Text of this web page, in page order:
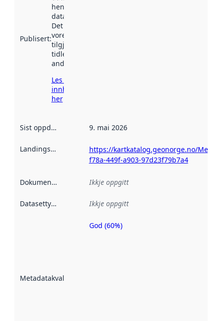
Publisert:
henta inn av
data.norge.no.
Det kan ha
vore
tilgjengeleg
tidlegare
andre stader.
Les meir om
innhenting
her
Sist oppdatert 9. mai 2026
Landingsside
https://kartkatalog.geonorge.no/
f78a-449f-a903-97d23f79b7a4
Dokumentasjon Ikkje oppgitt
Datasettype Ikkje oppgitt
Metadatakvalitet
Metadatakvalitet
God (60%)